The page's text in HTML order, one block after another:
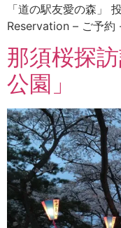
「道の駅友愛の森」
Reservation – ご予
那須桜探
公園」